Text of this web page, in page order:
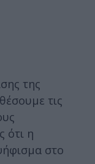
της
τις
ότι η
στο